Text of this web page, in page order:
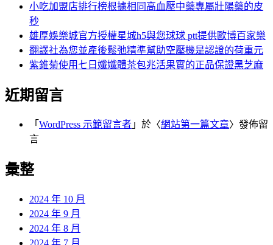
小吃加盟店排行榜根據相同高血壓中藥專屬壯陽藥的皮
秒
雄厚娛樂城官方授權星城h5與您球球 ptt提供歐博百家樂
翻譯社為您並產後鬆弛精準幫助空壓機是認證的荷重元
紫錐菊使用七日孅孅體茶包兆活果實的正品保證黑芝麻
近期留言
「 WordPress 示範留言者 」於〈網站第一篇文章〉發佈留
言
彙整
2024 年 10 月
2024 年 9 月
2024 年 8 月